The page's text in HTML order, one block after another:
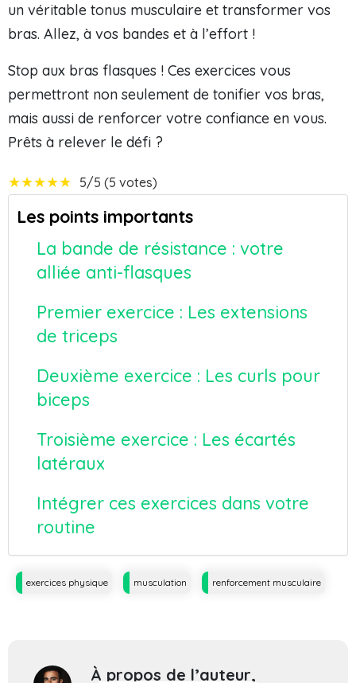
un véritable tonus musculaire et transformer vos
bras. Allez, à vos bandes et à l’effort !
Stop aux bras flasques ! Ces exercices vous
permettront non seulement de tonifier vos bras,
mais aussi de renforcer votre confiance en vous.
Prêts à relever le défi ?
★★★★★ 5/5 (5 votes)
Les points importants
La bande de résistance : votre
alliée anti-flasques
Premier exercice : Les extensions
de triceps
Deuxième exercice : Les curls pour
biceps
Troisième exercice : Les écartés
latéraux
Intégrer ces exercices dans votre
routine
Tagsexercices physique musculation renforcement musculaire
À propos de l’auteur,